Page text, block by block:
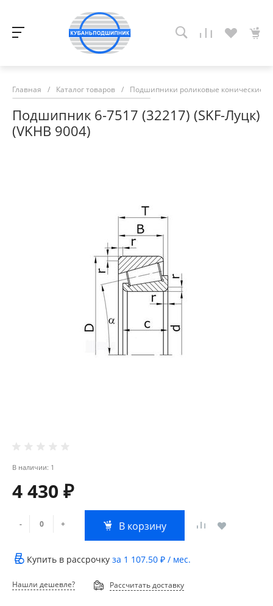
Главная / Каталог товаров / Подшипники роликовые конические
Подшипник 6-7517 (32217) (SKF-Луцк)
(VKHB 9004)
В наличии: 1
4 430 ₽
- + В корзину
Купить в рассрочку за 1 107.50 ₽ / мес.
Нашли дешевле? Рассчитать доставку